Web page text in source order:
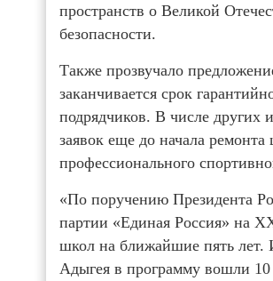
пространств о Великой
безопасности.
Также прозвучало
заканчивается срок
подрядчиков. В числе других
заявок еще до начала
профессионального
«По поручению Президента
партии «Единая Россия» на
школ на ближайшие пять лет.
Адыгея в программу вошли